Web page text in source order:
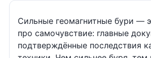
Сильные геомагнитные бури —
про самочувствие: главные
подтверждённые последствия